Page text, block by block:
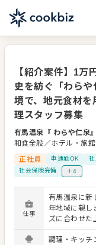
【紹介案件】1万
史を紡ぐ「わら
境で、地元食材を
理スタッフ募集
有馬温泉『 わらや仁泉』
和食全般／ホテル・旅館
正社員
車通勤OK 社
社会保険完備
＋4
仕事
有馬温泉に新
年地域に親し
ズに合わせた
ります。私た
バーを募集いたします。 お任せ
調理・キッチ